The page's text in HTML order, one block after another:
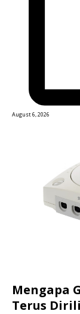
August 6, 2026
Mengapa
Terus